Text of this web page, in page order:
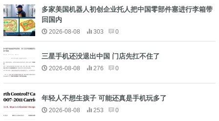
多家美国机器人初创企业托人把中国零部件塞进行李箱带
回国内
2026-08-08 303 0
三星手机还没退出中国 门店先扛不住了
2026-08-08 276 0
年轻人不想生孩子 可能还真是手机玩多了
2026-08-08 253 0